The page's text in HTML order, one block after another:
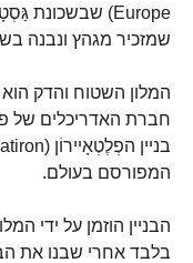
שמזכיר מגהץ ונבנה בשנים 1908-1909, על
חברת האדריכלים של
המפורסם בעולם.
בלבד אחרי שבנו את